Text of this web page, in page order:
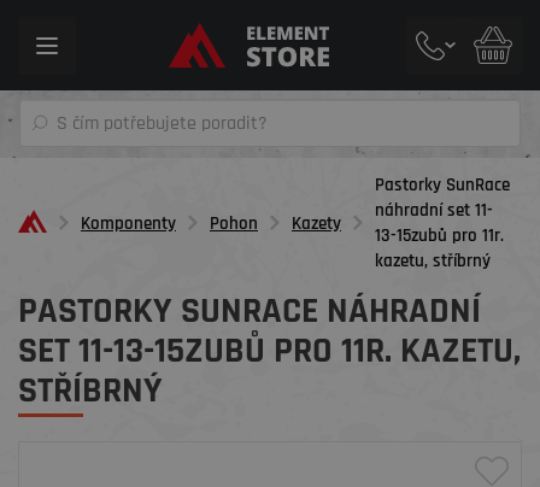
Toggle
Komponenty Pohon Kazety
Pastorky SunRace
náhradní set 11-
13-15zubů pro 11r.
kazetu, stříbrný
PASTORKY SUNRACE NÁHRADNÍ
SET 11-13-15ZUBŮ PRO 11R. KAZETU,
STŘÍBRNÝ